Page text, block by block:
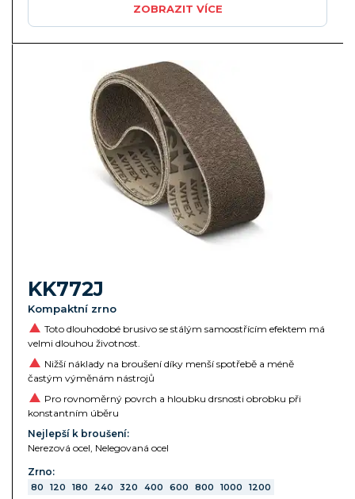
ZOBRAZIT VÍCE
KK772J
Kompaktní zrno
Toto dlouhodobé brusivo se stálým samoostřícím efektem má
velmi dlouhou životnost.
Nižší náklady na broušení díky menší spotřebě a méně
častým výměnám nástrojů
Pro rovnoměrný povrch a hloubku drsnosti obrobku při
konstantním úběru
Nejlepší k broušení:
Nerezová ocel, Nelegovaná ocel
Zrno:
80 120 180 240 320 400 600 800 1000 1200